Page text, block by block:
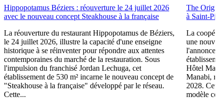
Hippopotamus Béziers : réouverture le 24 juillet 2026
avec le nouveau concept Steakhouse à la française
La réouverture du restaurant Hippopotamus de Béziers,
le 24 juillet 2026, illustre la capacité d'une enseigne
historique à se réinventer pour répondre aux attentes
contemporaines du marché de la restauration. Sous
l'impulsion du franchisé Jordan Lechuga, cet
établissement de 530 m² incarne le nouveau concept de
"Steakhouse à la française" développé par le réseau.
Cette...
The
à Saint-
La
une
l'annonce
Hôtel
Manabi,
2028.
modèle